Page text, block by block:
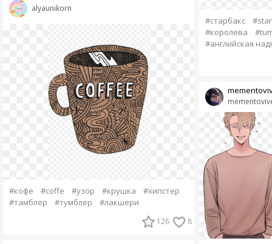
alyaunikorn
#кофе #coffe #узор #крушка
#хипстер
#тамблер
#тумблер #лакшери
126 8
#старбакс
#королева
#английская